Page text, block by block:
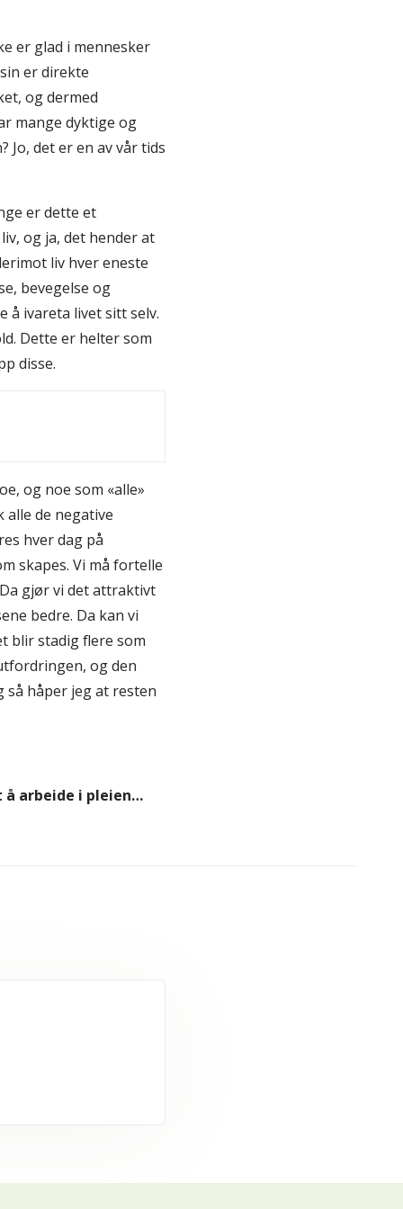
er glad i mennesker
er direkte
og dermed
mange dyktige og
Jo, det er en av vår tids
er dette et
og ja, det hender at
liv hver eneste
bevegelse og
å ivareta livet sitt selv.
Dette er helter som
disse.
og noe som «alle»
de negative
hver dag på
skapes. Vi må fortelle
gjør vi det attraktivt
bedre. Da kan vi
blir stadig flere som
og den
så håper jeg at resten
arbeide i pleien…